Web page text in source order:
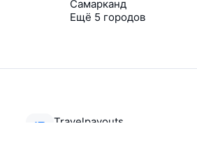
Самарканд
Ещё 5 городов
Travelpayouts